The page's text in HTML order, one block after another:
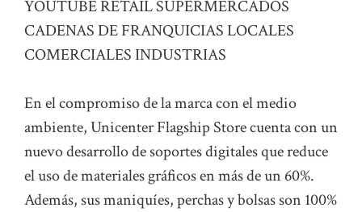
En el compromiso de la marca con el medio
ambiente, Unicenter Flagship Store cuenta con un
nuevo desarrollo de soportes digitales que reduce
el uso de materiales gráficos en más de un 60%.
Además, sus maniquíes, perchas y bolsas son 100%